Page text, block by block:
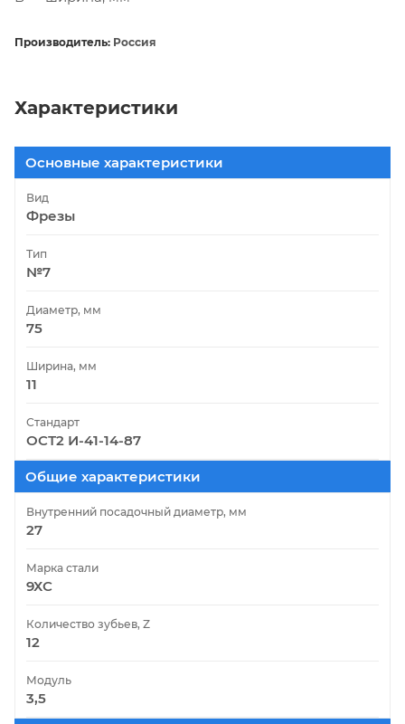
Производитель: Россия
Характеристики
Основные характеристики
Вид
Фрезы
Тип
№7
Диаметр, мм
75
Ширина, мм
11
Стандарт
ОСТ2 И-41-14-87
Общие характеристики
Внутренний посадочный диаметр, мм
27
Марка стали
9ХС
Количество зубьев, Z
12
Модуль
3,5